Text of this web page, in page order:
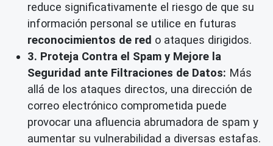
reduce significativamente el riesgo de que su
información personal se utilice en futuras
reconocimientos de red o ataques dirigidos.
3. Proteja Contra el Spam y Mejore la
Seguridad ante Filtraciones de Datos: Más
allá de los ataques directos, una dirección de
correo electrónico comprometida puede
provocar una afluencia abrumadora de spam y
aumentar su vulnerabilidad a diversas estafas.